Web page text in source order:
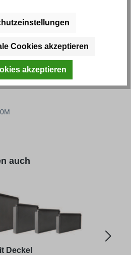
auch
Deckel
Cookies akzeptieren
akzeptieren